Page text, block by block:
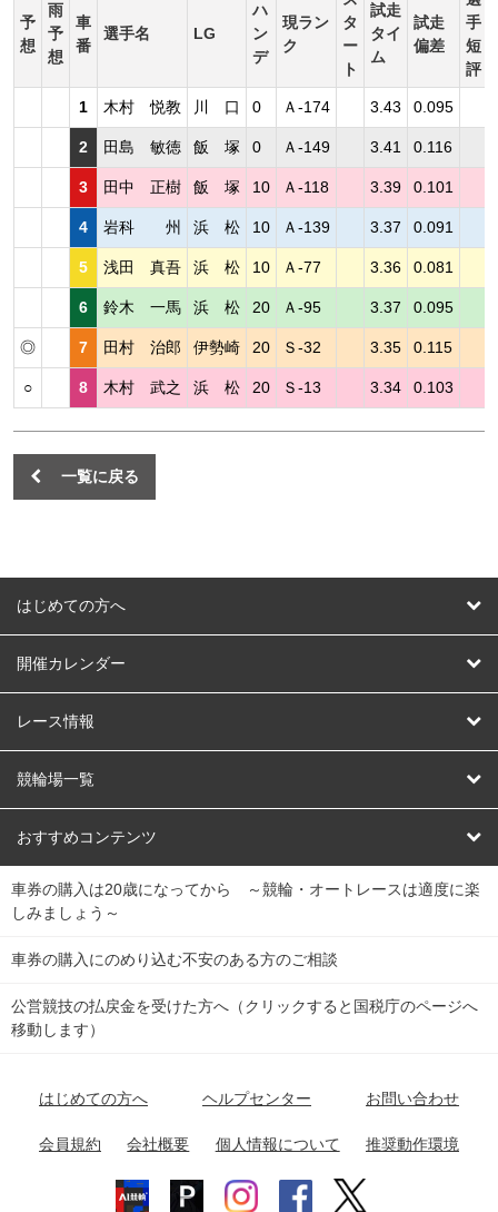
予
想
雨
予
想
車
番
選手名 LG
ハ
ン
デ
現ラン
ク
タ
ー
ト
試走
タイ
ム
試走
偏差
手
短
評
1 木村 悦教 川 口 0 Ａ-174 3.43 0.095
2 田島 敏徳 飯 塚 0 Ａ-149 3.41 0.116
3 田中 正樹 飯 塚 10 Ａ-118 3.39 0.101
4 岩科 州 浜 松 10 Ａ-139 3.37 0.091
5 浅田 真吾 浜 松 10 Ａ-77 3.36 0.081
6 鈴木 一馬 浜 松 20 Ａ-95 3.37 0.095
◎ 7 田村 治郎 伊勢崎 20 Ｓ-32 3.35 0.115
○ 8 木村 武之 浜 松 20 Ｓ-13 3.34 0.103
一覧に戻る
はじめての方へ
はじめての方へ
開催カレンダー
競輪
オートレース
競輪くじ
Dokanto!
チャリロトプラザ
レース情報
レース予想
レース結果
キャリーオーバー一覧
競輪場一覧
北日本 函館競輪場
関
東
弥彦競輪場 前橋競輪場 取手競輪場 宇都宮競輪場
関
東
小田原競輪場
名古屋競輪場 岐阜競輪場 大垣競輪場 豊橋競輪場
富山競輪場 松阪競輪場 四日市競輪場
福井競輪場 奈良競輪場 向日町競輪場
おすすめコンテンツ
競輪選手情報
Perfecta Navi
netkeirin
車券の購入は20歳になってから ～競輪・オートレースは適度に楽
しみましょう～
車券の購入にのめり込む不安のある方のご相談
公営競技の払戻金を受けた方へ（クリックすると国税庁のページへ
移動します）
はじめての方へ ヘルプセンター お問い合わせ
会員規約 会社概要 個人情報について 推奨動作環境